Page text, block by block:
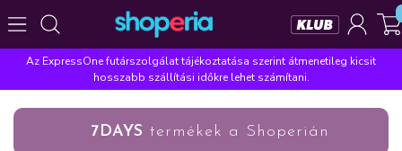
Népszerű kategóriák
Szépségápolás Élelmiszer Mosás Mosogatás
Takarítás Baba-mama Háztartás
Az ExpressOne futárszolgálat tájékoztatása szerint átmenetileg kicsit
hosszabb szállítási időkre lehet számítani.
7DAYS termékek a Shoperián